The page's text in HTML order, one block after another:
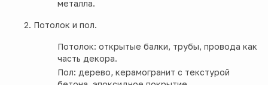
металла.
Потолок и пол.
Потолок: открытые балки, трубы, провода как
часть декора.
Пол: дерево, керамогранит с текстурой